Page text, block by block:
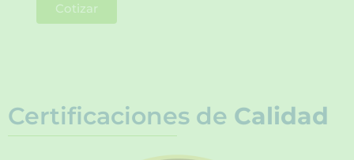
Cotizar
Certificaciones de Calidad